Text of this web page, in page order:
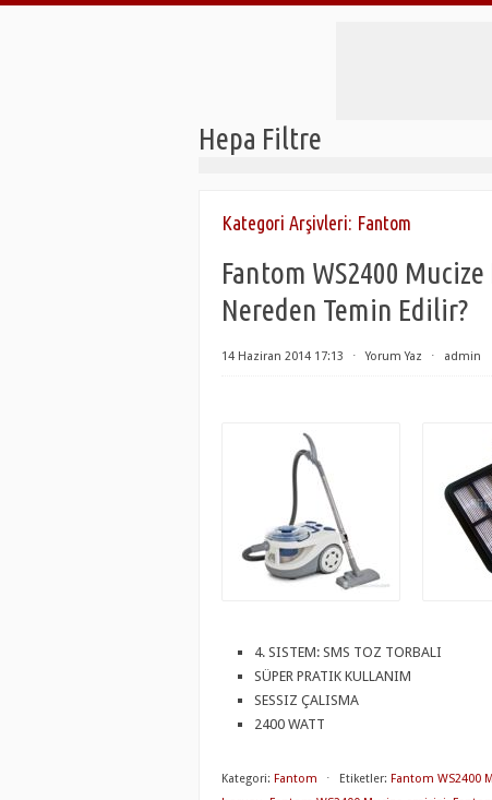
Hepa Filtre
Kategori Arşivleri: Fantom
Fantom WS2400
Nereden Temin Edilir?
14 Haziran 2014 17:13 ⋅ Yorum Yaz ⋅ admin
4. SISTEM: SMS TOZ TORBALI
SÜPER PRATIK KULLANIM
SESSIZ ÇALISMA
2400 WATT
Kategori: Fantom ⋅ Etiketler: Fantom WS2400